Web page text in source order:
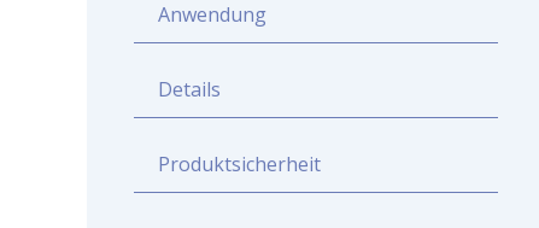
Anwendung
Details
Produktsicherheit